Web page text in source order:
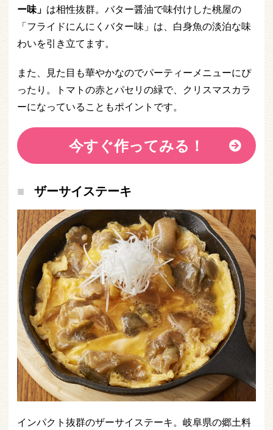
ー味」 は相性抜群。バター醤油で味付けした桃屋の
「フライドにんにくバター味」は、白身魚の淡泊な味
わいを引き立てます。
また、見た目も華やかなのでパーティーメニューにぴ
ったり。トマトの赤とパセリの緑で、クリスマスカラ
ーになっていることもポイントです。
今すぐ作ってみる！
ザーサイステーキ
インパクト抜群のザーサイステーキ。岐阜県の郷土料